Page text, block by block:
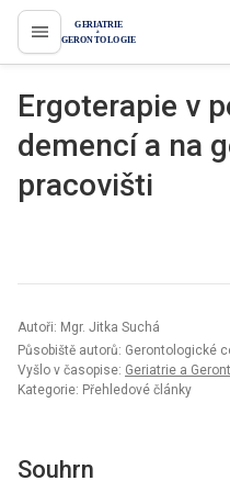
proLékaře.cz
Ergoterapie v
demencí a na
pracovišti
Autoři: Mgr. Jitka Suchá
Působiště autorů: Gerontologické
Vyšlo v časopise: Geriatrie a
Kategorie: Přehledové články
Souhrn